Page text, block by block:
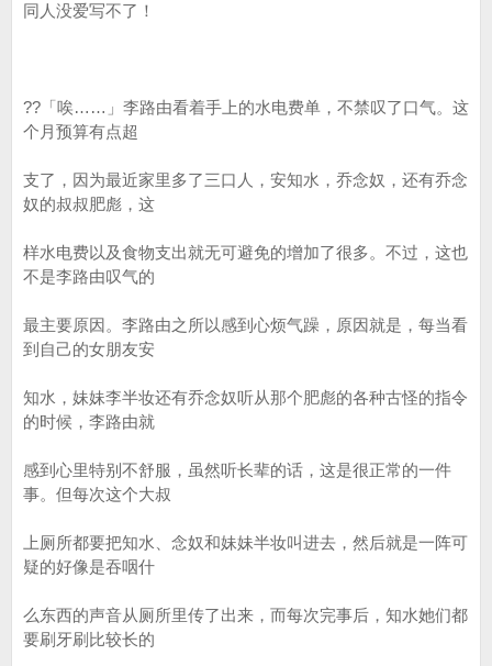
同人没爱写不了！
??「唉……」李路由看着手上的水电费单，不禁叹了口气。这
个月预算有点超
支了，因为最近家里多了三口人，安知水，乔念奴，还有乔念
奴的叔叔肥彪，这
样水电费以及食物支出就无可避免的增加了很多。不过，这也
不是李路由叹气的
最主要原因。李路由之所以感到心烦气躁，原因就是，每当看
到自己的女朋友安
知水，妹妹李半妆还有乔念奴听从那个肥彪的各种古怪的指令
的时候，李路由就
感到心里特别不舒服，虽然听长辈的话，这是很正常的一件
事。但每次这个大叔
上厕所都要把知水、念奴和妹妹半妆叫进去，然后就是一阵可
疑的好像是吞咽什
么东西的声音从厕所里传了出来，而每次完事后，知水她们都
要刷牙刷比较长的